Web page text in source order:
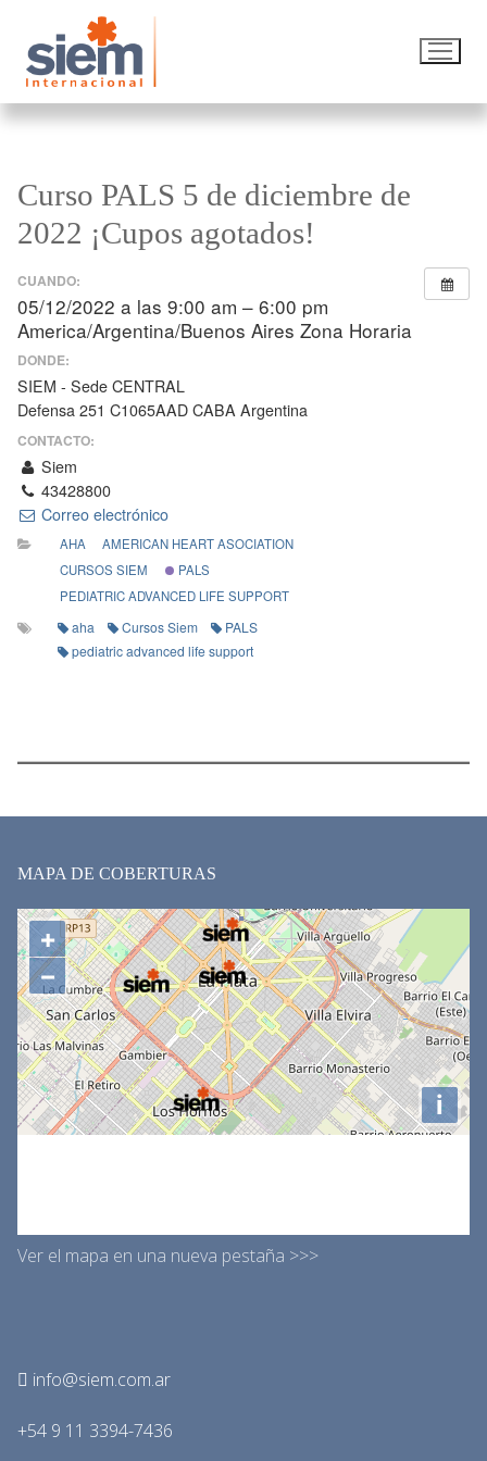
Curso PALS 5 de diciembre de
2022 ¡Cupos agotados!
CUANDO:
05/12/2022 a las 9:00 am – 6:00 pm
America/Argentina/Buenos Aires Zona Horaria
DONDE:
SIEM - Sede CENTRAL
Defensa 251 C1065AAD CABA Argentina
CONTACTO:
Siem
43428800
Correo electrónico
AHA
AMERICAN HEART ASOCIATION
CURSOS SIEM
PALS
PEDIATRIC ADVANCED LIFE SUPPORT
aha Cursos Siem
PALS
pediatric advanced life support
MAPA DE COBERTURAS
Ver el mapa en una nueva pestaña >>>
info@siem.com.ar
+54 9 11 3394-7436